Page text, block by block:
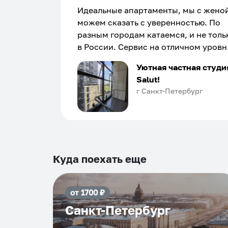
Идеальные апартаменты, мы с
можем сказать с уверенностью. По
разным городам катаемся, и не
в России. Сервис на отличном
Хозяин апартаментов доброй души
человек, всегда можно
подскажет что как и почему.
Рекомендуем на 100% и вам, и
и сами будем приезжать еще...
Уютная частная
Salut!
г Санкт-Петербург
Куда поехать еще
от 1700₽
Санкт-Петербург